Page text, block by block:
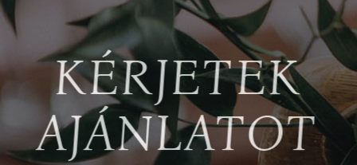
KÉRJETEK
AJÁNLATOT